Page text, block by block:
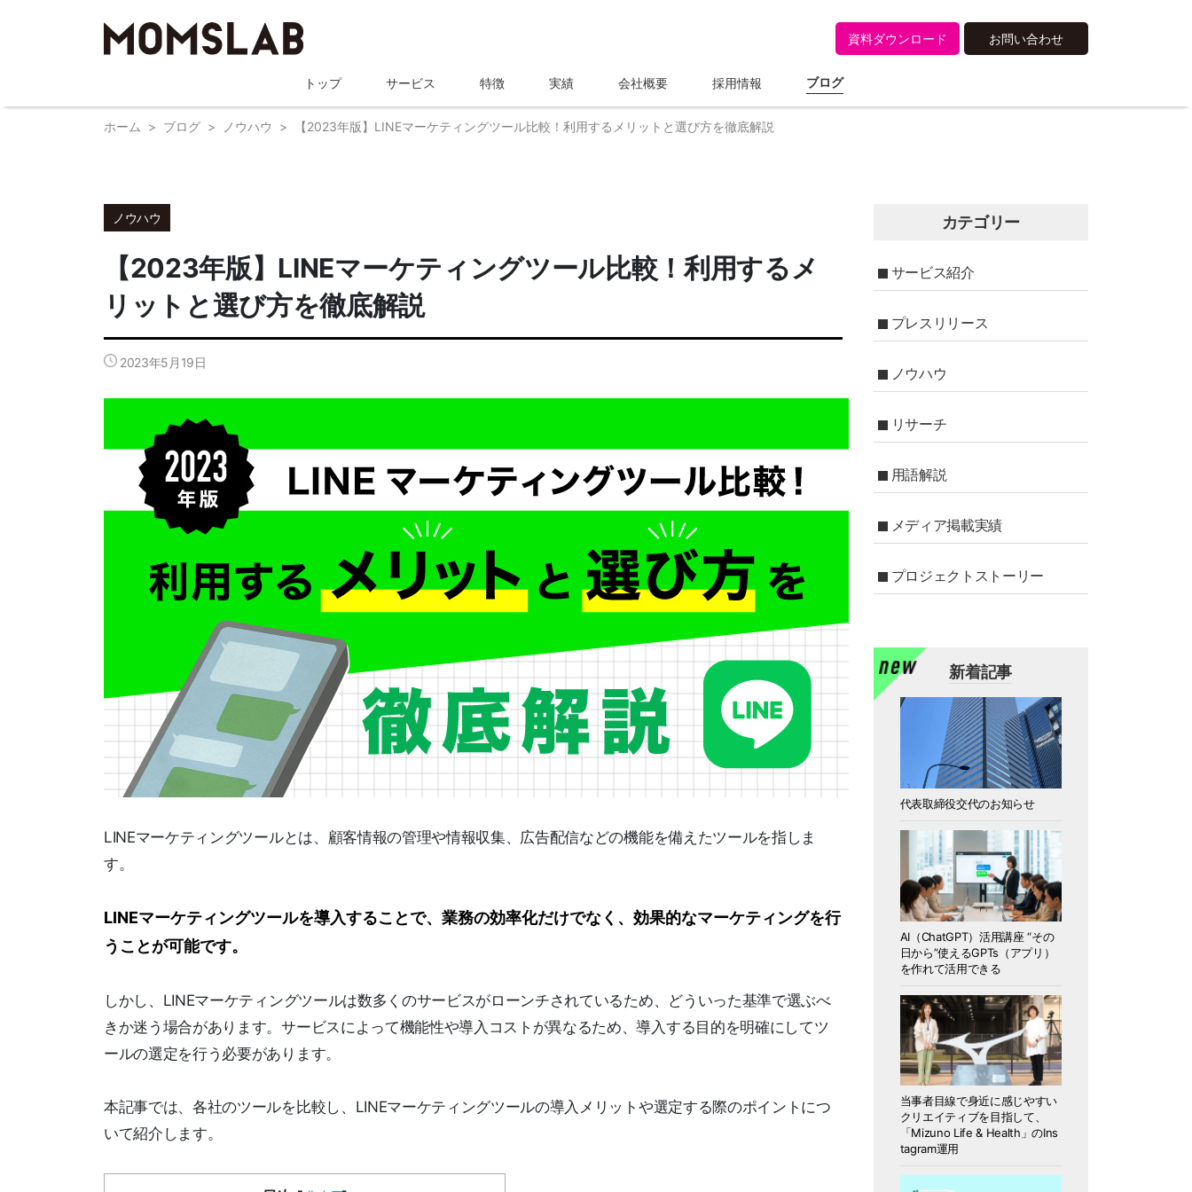
資料ダウンロード お問い合わせ
トップ サービス 特徴 実績 会社概要 採用情報 ブログ
ホーム ブログ ノウハウ 【2023年版】LINEマーケティングツール比較！利用するメリットと選び方を徹底解説
ノウハウ
【2023年版】LINEマーケティングツール比較！利用するメ
リットと選び方を徹底解説
2023年5月19日
LINEマーケティングツールとは、顧客情報の管理や情報収集、広告配信などの機能を備えたツールを指しま
す。
LINEマーケティングツールを導入することで、業務の効率化だけでなく、効果的なマーケティングを行
うことが可能です。
しかし、LINEマーケティングツールは数多くのサービスがローンチされているため、どういった基準で選ぶべ
きか迷う場合があります。サービスによって機能性や導入コストが異なるため、導入する目的を明確にしてツ
ールの選定を行う必要があります。
本記事では、各社のツールを比較し、LINEマーケティングツールの導入メリットや選定する際のポイントにつ
いて紹介します。
カテゴリー
サービス紹介
プレスリリース
ノウハウ
リサーチ
用語解説
メディア掲載実績
プロジェクトストーリー
新着記事
代表取締役交代のお知らせ
AI（ChatGPT）活用講座 “その
日から”使えるGPTs（アプリ）
を作れて活用できる
当事者目線で身近に感じやすい
クリエイティブを目指して、
「Mizuno Life & Health」のIns
tagram運用